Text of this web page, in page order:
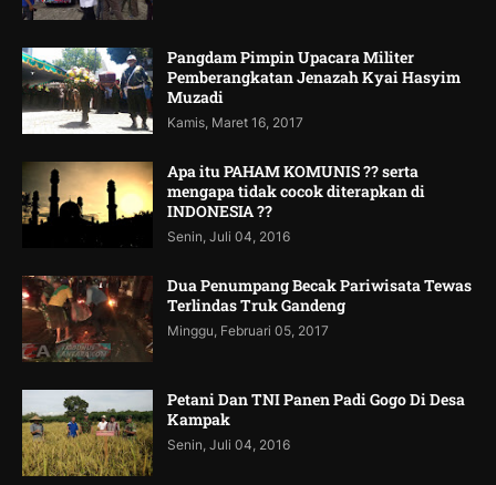
Pangdam Pimpin Upacara Militer
Pemberangkatan Jenazah Kyai Hasyim
Muzadi
Kamis, Maret 16, 2017
Apa itu PAHAM KOMUNIS ?? serta
mengapa tidak cocok diterapkan di
INDONESIA ??
Senin, Juli 04, 2016
Dua Penumpang Becak Pariwisata Tewas
Terlindas Truk Gandeng
Minggu, Februari 05, 2017
Petani Dan TNI Panen Padi Gogo Di Desa
Kampak
Senin, Juli 04, 2016